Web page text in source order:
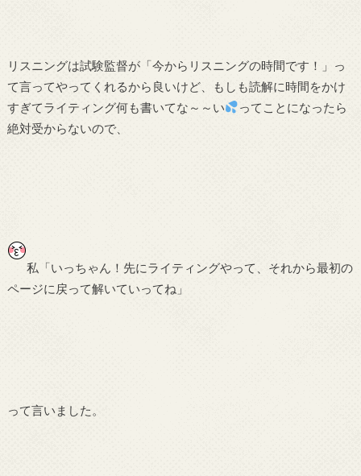
リスニングは試験監督が「今からリスニングの時間です！」っ
て言ってやってくれるから良いけど、もしも読解に時間をかけ
すぎてライティング何も書いてな～～い
ってことになったら
絶対受からないので、
私「いっちゃん！先にライティングやって、それから最初の
ページに戻って解いていってね」
って言いました。